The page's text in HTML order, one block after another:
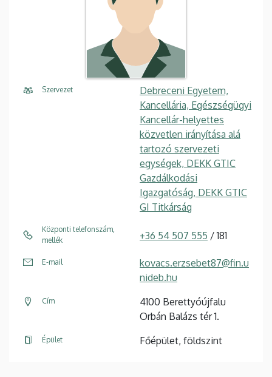
Szervezet
Debreceni Egyetem,
Kancellária, Egészségügyi
Kancellár-helyettes
közvetlen irányítása alá
tartozó szervezeti
egységek, DEKK GTIC
Gazdálkodási
Igazgatóság, DEKK GTIC
GI Titkárság
Központi telefonszám,
mellék
+36 54 507 555 / 181
E-mail
kovacs.erzsebet87@fin.u
nideb.hu
Cím
4100 Berettyóújfalu
Orbán Balázs tér 1.
Épület Főépület, földszint